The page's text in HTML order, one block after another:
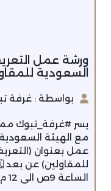
ورشة عمل
السعودية
بواسطة : غرفة
يسر #غرفة_تبوك
مع الهيئة
عمل بعنوان
الساعة 9ص الى 12 م رابط الحضور عن بعد zoom